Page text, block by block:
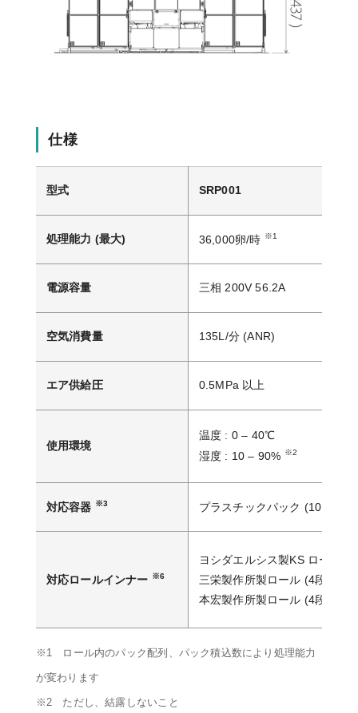
仕様
型式 SRP001
処理能力 (最大) 36,000卵/時 ※1
電源容量 三相 200V 56.2A
空気消費量 135L/分 (ANR)
エア供給圧 0.5MPa 以上
使用環境
温度 : 0 – 40℃
湿度 : 10 – 90% ※2
対応容器 ※3 プラスチックパック (10P)
対応ロールインナー ※6
ヨシダエルシス製KS ロール
三栄製作所製ロール (4段)
本宏製作所製ロール (4段、3段
※1 ロール内のパック配列、パック積込数により処理能力
が変わります
※2 ただし、結露しないこと